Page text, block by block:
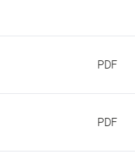
PDF
PDF